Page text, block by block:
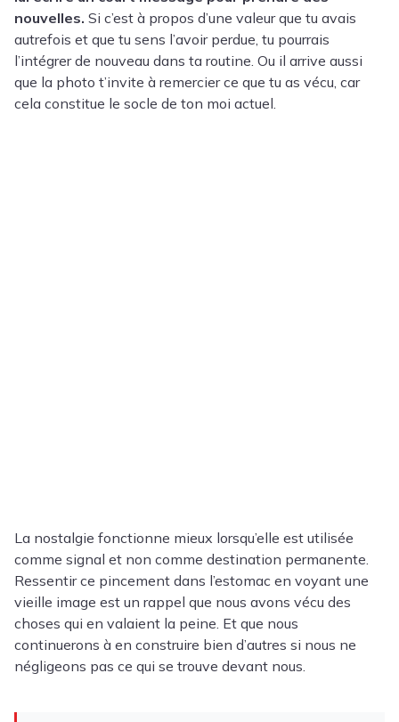
nouvelles. Si c’est à propos d’une valeur que tu avais
autrefois et que tu sens l’avoir perdue, tu pourrais
l’intégrer de nouveau dans ta routine. Ou il arrive aussi
que la photo t’invite à remercier ce que tu as vécu, car
cela constitue le socle de ton moi actuel.
La nostalgie fonctionne mieux lorsqu’elle est utilisée
comme signal et non comme destination permanente.
Ressentir ce pincement dans l’estomac en voyant une
vieille image est un rappel que nous avons vécu des
choses qui en valaient la peine. Et que nous
continuerons à en construire bien d’autres si nous ne
négligeons pas ce qui se trouve devant nous.